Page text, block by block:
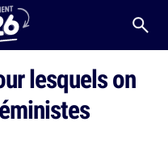
lesquels on